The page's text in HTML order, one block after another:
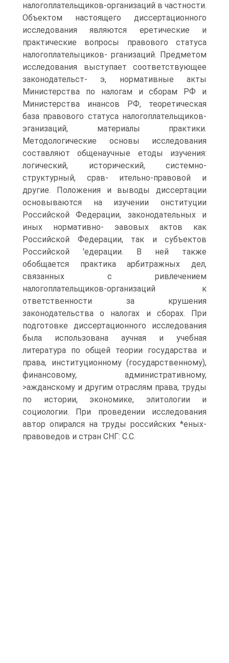
налогоплательщиков-организаций в частности.
Объектом настоящего диссертационного
исследования являются еретические и
практические вопросы правового статуса
налогоплателыциков- рганизаций. Предметом
исследования выступает соответствующее
законодательст- э, нормативные акты
Министерства по налогам и сборам РФ и
Министерства инансов РФ, теоретическая
база правового статуса налогоплательщиков-
эганизаций, материалы практики.
Методологические основы исследования
составляют общенаучные етоды изучения:
логический, исторический, системно-
структурный, срав- ительно-правовой и
другие. Положения и выводы диссертации
основываются на изучении онституции
Российской Федерации, законодательных и
иных нормативно- эавовых актов как
Российской Федерации, так и субъектов
Российской 'едерации. В ней также
обобщается практика арбитражных дел,
связанных с ривлечением
налогоплательщиков-организаций к
ответственности за крушения
законодательства о налогах и сборах. При
подготовке диссертационного исследования
была использована аучная и учебная
литература по общей теории государства и
права, институционному (государственному),
финансовому, административному,
>ажданскому и другим отраслям права, труды
по истории, экономике, элитологии и
социологии. При проведении исследования
автор опирался на труды российских *еных-
правоведов и стран СНГ: С.С.